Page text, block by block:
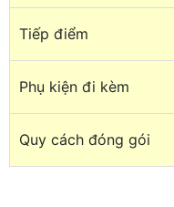
Tiếp điểm
Phụ kiện đi kèm
Quy cách đóng gói